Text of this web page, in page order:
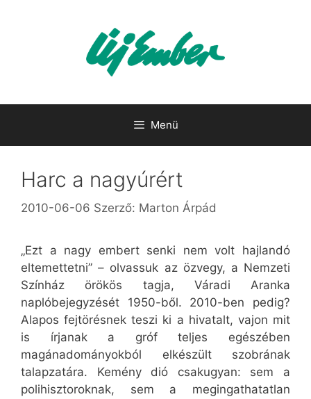
Menü
Harc a nagyúrért
2010-06-06 Szerző: Marton Árpád
„Ezt a nagy embert senki nem volt hajlandó
eltemettetni” – olvassuk az özvegy, a Nemzeti
Színház örökös tagja, Váradi Aranka
naplóbejegyzését 1950-ből. 2010-ben pedig?
Alapos fejtörésnek teszi ki a hivatalt, vajon mit
is írjanak a gróf teljes egészében
magánadományokból elkészült szobrának
talapzatára. Kemény dió csakugyan: sem a
polihisztoroknak, sem a megingathatatlan